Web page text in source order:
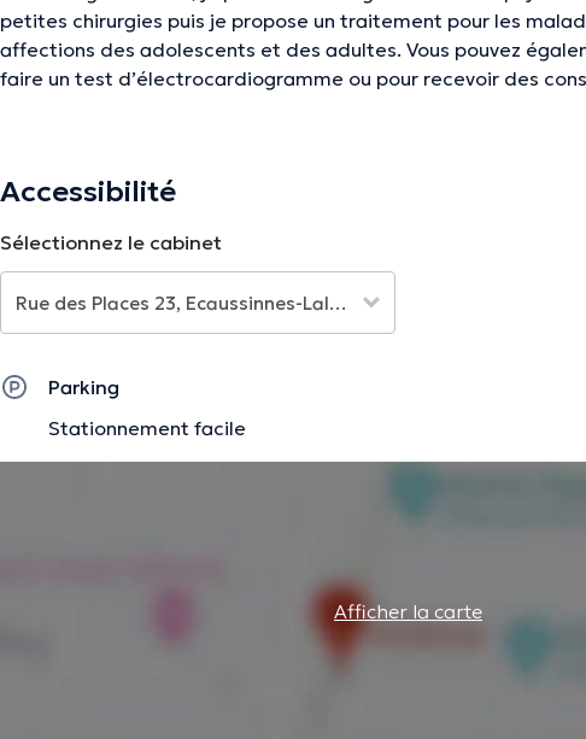
petites chirurgies puis je propose un traitement pour les
affections des adolescents et des adultes. Vous pouvez
faire un test d’électrocardiogramme ou pour recevoir des
Strens et le Dr Lequeue. Je reçois mes patients en français, en
La description a été éditée par l'équipe de Doctoranytime et se base sur des
Accessibilité
Sélectionnez le cabinet
Parking
Stationnement facile
Afficher la carte